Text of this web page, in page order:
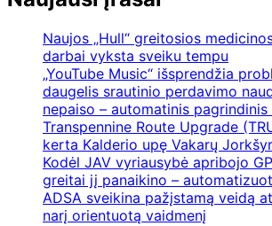
Naujos „Hull“ greitosios
darbai vyksta sveiku tempu
„YouTube Music“ išsprendžia
daugelis srautinio perdavimo
nepaiso – automatinis pagrindinis
Transpennine Route Upgrade
kerta Kalderio upę Vakarų
Kodėl JAV vyriausybė apribojo
greitai jį panaikino –
ADSA sveikina pažįstamą veidą
narį orientuotą vaidmenį